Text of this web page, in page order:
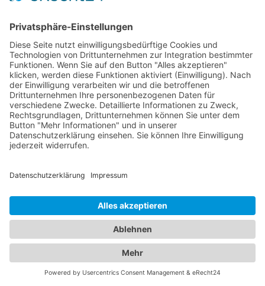
Ausstattung, Lage und Preise, um die perfekte
Unterkunft für Ihre Bedürfnisse zu finden.
Gleichzeitig möchten wir Ihnen in Notfällen
Unterstützung bieten. In unserer Datenbank finden
Sie eine Auswahl an professionellen
Abschleppdiensten, die Ihnen bei Fahrzeugpannen
und Unfällen zur Seite stehen. Informieren Sie sich
über deren Leistungen, Verfügbarkeit und
Kontaktinformationen, um im Ernstfall schnell Hilfe
zu erhalten. Unser Branchenportal vereint die
Abschleppdiensten. Egal, ob Sie nach einer
Unterstützung bei einer Fahrzeugpanne benötigen
- wir stehen Ihnen mit umfassenden
Informationen und Empfehlungen zur Seite.